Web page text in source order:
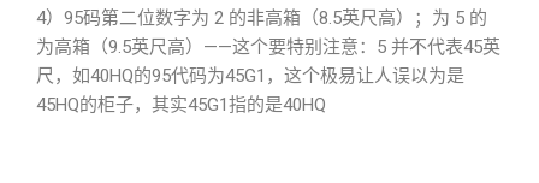
4）95码第二位数字为 2 的非高箱（8.5英尺高）；为 5 的
为高箱（9.5英尺高）——这个要特别注意：5 并不代表45英
尺，如40HQ的95代码为45G1，这个极易让人误以为是
45HQ的柜子，其实45G1指的是40HQ